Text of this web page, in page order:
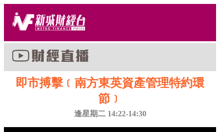
即市搏擊﹝南方東英資產管理特約環
節﹞
逢星期二 14:22-14:30